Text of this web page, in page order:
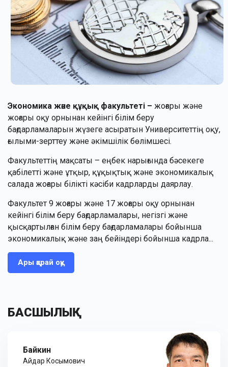
Экономика және құқық факультеті – жоғары және
жоғары оқу орнынан кейінгі білім беру
бағдарламаларын жүзеге асыратын Университеттің оқу,
ғылыми-зерттеу және әкімшілік бөлімшесі.
Факультеттің мақсаты – еңбек нарығында бәсекеге
қабілетті және ұтқыр, құқықтық және экономикалық
салада жоғары білікті кәсіби кадрларды даярлау.
Факультет 9 жоғары және 17 жоғары оқу орнынан
кейінгі білім беру бағдарламалары, негізгі және
қысқартылған білім беру бағдарламалары бойынша
экономикалық және заң бейіндері бойынша кадрла...
Ары қарай оқу
БАСШЫЛЫҚ
Байкин
Айдар Косымович